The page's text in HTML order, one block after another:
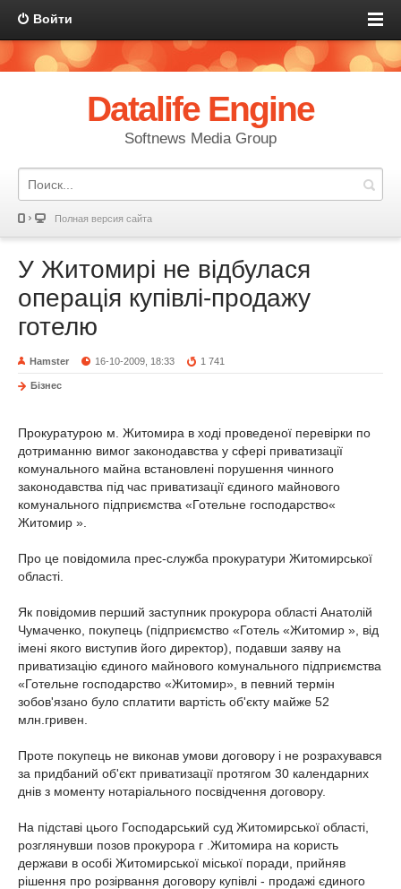
Войти
Datalife Engine
Softnews Media Group
Полная версия сайта
У Житомирі не відбулася
операція купівлі-продажу
готелю
Hamster 16-10-2009, 18:33 1 741
Бізнес
Прокуратурою м. Житомира в ході проведеної перевірки по
дотриманню вимог законодавства у сфері приватизації
комунального майна встановлені порушення чинного
законодавства під час приватизації єдиного майнового
комунального підприємства «Готельне господарство«
Житомир ».
Про це повідомила прес-служба прокуратури Житомирської
області.
Як повідомив перший заступник прокурора області Анатолій
Чумаченко, покупець (підприємство «Готель «Житомир », від
імені якого виступив його директор), подавши заяву на
приватизацію єдиного майнового комунального підприємства
«Готельне господарство «Житомир», в певний термін
зобов'язано було сплатити вартість об'єкту майже 52
млн.гривен.
Проте покупець не виконав умови договору і не розрахувався
за придбаний об'єкт приватизації протягом 30 календарних
днів з моменту нотаріального посвідчення договору.
На підставі цього Господарський суд Житомирської області,
розглянувши позов прокурора г .Житомира на користь
держави в особі Житомирської міської поради, прийняв
рішення про розірвання договору купівлі - продажі єдиного